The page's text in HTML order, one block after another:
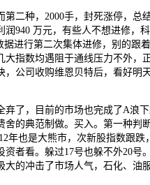
种，2000手，封死涨停，总
润940 万元，有些人不想进修，
进行第二次集体进修，别的跟
大指数均遇阻于通线压力不外，
，公司收购维恩贝特后，看好明
，目前的市场也完成了A浪下
舍的典范制做。买入。第一种判
年也是大熊市，次新股指数跟跌
资者看。躲过17号也躲不外20号
大的冲击了市场人气，石化、油